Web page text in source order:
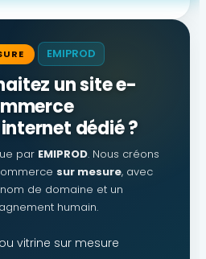
EMIPROD
un site e-
dédié ?
par EMIPROD. Nous créons
sur mesure, avec
de domaine et un
humain.
vitrine sur mesure